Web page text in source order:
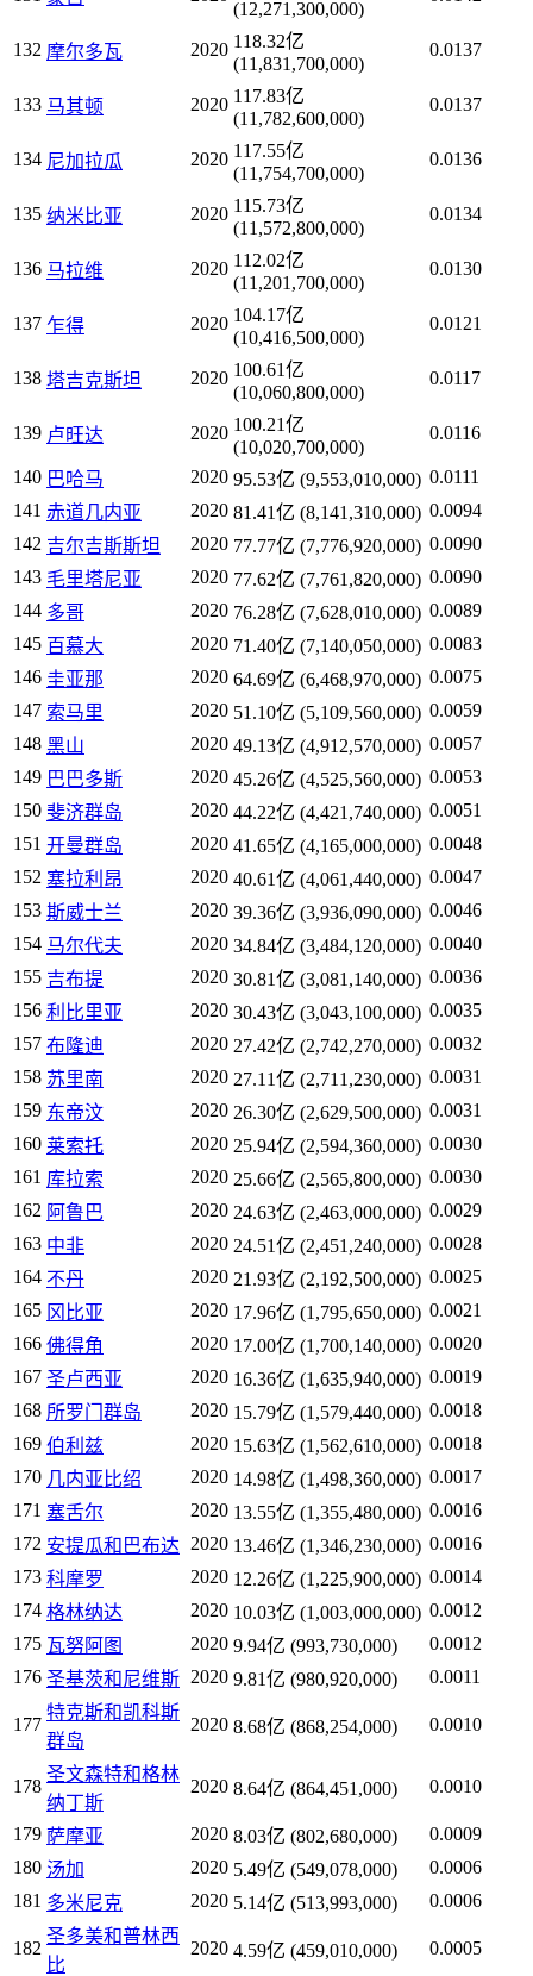
(12,271,300,000)
132 摩尔多瓦 2020 118.32亿
(11,831,700,000)
0.0137
133 马其顿 2020 117.83亿
(11,782,600,000)
0.0137
134 尼加拉瓜 2020 117.55亿
(11,754,700,000)
0.0136
135 纳米比亚 2020 115.73亿
(11,572,800,000)
0.0134
136 马拉维 2020 112.02亿
(11,201,700,000)
0.0130
137 乍得 2020 104.17亿
(10,416,500,000)
0.0121
138 塔吉克斯坦 2020 100.61亿
(10,060,800,000)
0.0117
139 卢旺达 2020 100.21亿
(10,020,700,000)
0.0116
140 巴哈马 2020 95.53亿 (9,553,010,000) 0.0111
141 赤道几内亚 2020 81.41亿 (8,141,310,000) 0.0094
142 吉尔吉斯斯坦 2020 77.77亿 (7,776,920,000) 0.0090
143 毛里塔尼亚 2020 77.62亿 (7,761,820,000) 0.0090
144 多哥 2020 76.28亿 (7,628,010,000) 0.0089
145 百慕大 2020 71.40亿 (7,140,050,000) 0.0083
146 圭亚那 2020 64.69亿 (6,468,970,000) 0.0075
147 索马里 2020 51.10亿 (5,109,560,000) 0.0059
148 黑山 2020 49.13亿 (4,912,570,000) 0.0057
149 巴巴多斯 2020 45.26亿 (4,525,560,000) 0.0053
150 斐济群岛 2020 44.22亿 (4,421,740,000) 0.0051
151 开曼群岛 2020 41.65亿 (4,165,000,000) 0.0048
152 塞拉利昂 2020 40.61亿 (4,061,440,000) 0.0047
153 斯威士兰 2020 39.36亿 (3,936,090,000) 0.0046
154 马尔代夫 2020 34.84亿 (3,484,120,000) 0.0040
155 吉布提 2020 30.81亿 (3,081,140,000) 0.0036
156 利比里亚 2020 30.43亿 (3,043,100,000) 0.0035
157 布隆迪 2020 27.42亿 (2,742,270,000) 0.0032
158 苏里南 2020 27.11亿 (2,711,230,000) 0.0031
159 东帝汶 2020 26.30亿 (2,629,500,000) 0.0031
160 莱索托 2020 25.94亿 (2,594,360,000) 0.0030
161 库拉索 2020 25.66亿 (2,565,800,000) 0.0030
162 阿鲁巴 2020 24.63亿 (2,463,000,000) 0.0029
163 中非 2020 24.51亿 (2,451,240,000) 0.0028
164 不丹 2020 21.93亿 (2,192,500,000) 0.0025
165 冈比亚 2020 17.96亿 (1,795,650,000) 0.0021
166 佛得角 2020 17.00亿 (1,700,140,000) 0.0020
167 圣卢西亚 2020 16.36亿 (1,635,940,000) 0.0019
168 所罗门群岛 2020 15.79亿 (1,579,440,000) 0.0018
169 伯利兹 2020 15.63亿 (1,562,610,000) 0.0018
170 几内亚比绍 2020 14.98亿 (1,498,360,000) 0.0017
171 塞舌尔 2020 13.55亿 (1,355,480,000) 0.0016
172 安提瓜和巴布达 2020 13.46亿 (1,346,230,000) 0.0016
173 科摩罗 2020 12.26亿 (1,225,900,000) 0.0014
174 格林纳达 2020 10.03亿 (1,003,000,000) 0.0012
175 瓦努阿图 2020 9.94亿 (993,730,000)
0.0012
176 圣基茨和尼维斯 2020 9.81亿 (980,920,000) 0.0011
177
特克斯和凯科斯
群岛
2020 8.68亿 (868,254,000) 0.0010
178
圣文森特和格林
纳丁斯
2020 8.64亿 (864,451,000) 0.0010
179 萨摩亚 2020 8.03亿 (802,680,000)
0.0009
180 汤加 2020 5.49亿 (549,078,000)
0.0006
181 多米尼克 2020 5.14亿 (513,993,000) 0.0006
182
圣多美和普林西
比
2020 4.59亿 (459,010,000) 0.0005